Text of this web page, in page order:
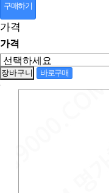
구매하기
가격
가격